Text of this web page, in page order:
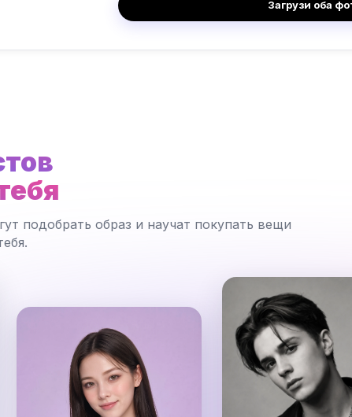
Загрузи оба
подобрать образ и научат покупать вещи